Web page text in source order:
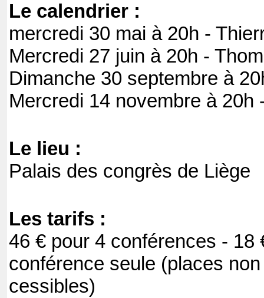
Le calendrier :
mercredi 30 mai à 20h -
Mercredi 27 juin à 20h -
Dimanche 30 septembre à
Mercredi 14 novembre à 20h
Le lieu :
Palais des congrès de Liège
Les tarifs :
46 € pour 4 conférences - 18
conférence seule (places
cessibles)